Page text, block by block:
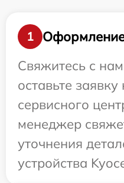
1
Свяжитесь с
оставьте заявку
сервисного
менеджер
уточнения
устройства